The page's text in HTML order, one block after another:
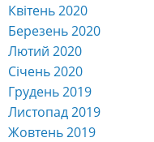
Квітень 2020
Березень 2020
Лютий 2020
Січень 2020
Грудень 2019
Листопад 2019
Жовтень 2019